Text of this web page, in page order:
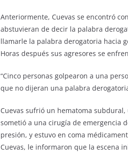
Anteriormente, Cuevas se encontró
abstuvieran de decir la palabra
llamarle la palabra derogatoria hacia
Horas después sus agresores se
“Cinco personas golpearon a una
que no dijeran una palabra
Cuevas sufrió un hematoma
sometió a una cirugía de emergencia
presión, y estuvo en coma
Cuevas, le informaron que la escena